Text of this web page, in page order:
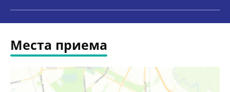
Места приема